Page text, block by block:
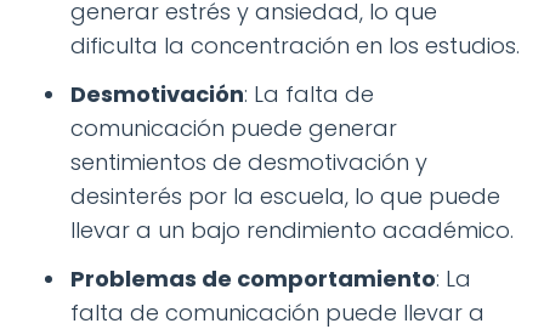
generar estrés y ansiedad, lo que
dificulta la concentración en los estudios.
Desmotivación: La falta de
comunicación puede generar
sentimientos de desmotivación y
desinterés por la escuela, lo que puede
llevar a un bajo rendimiento académico.
Problemas de comportamiento: La
falta de comunicación puede llevar a